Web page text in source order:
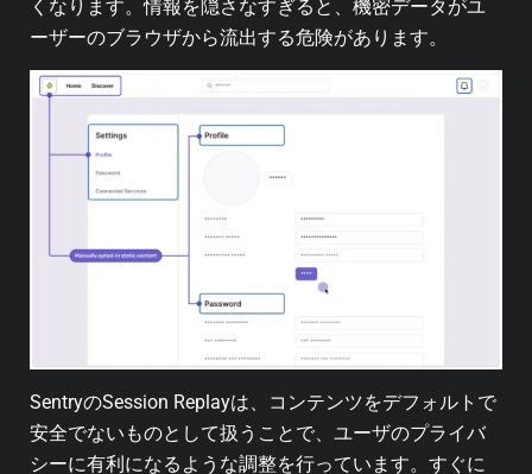
くなります。情報を隠さなすぎると、機密データがユ
ーザーのブラウザから流出する危険があります。
SentryのSession Replayは、コンテンツをデフォルトで
安全でないものとして扱うことで、ユーザのプライバ
シーに有利になるような調整を行っています。すぐに